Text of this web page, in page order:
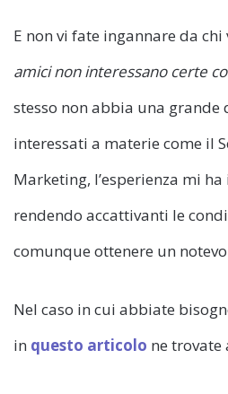
E non vi fate ingannare da chi
amici non interessano certe
stesso non abbia una
interessati a materie come il
Marketing, l’esperienza mi ha
rendendo accattivanti le
comunque ottenere un
Nel caso in cui abbiate
in questo articolo ne trovate